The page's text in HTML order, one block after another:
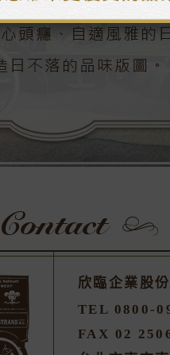
欣臨企業股
TEL 0800-
FAX 02